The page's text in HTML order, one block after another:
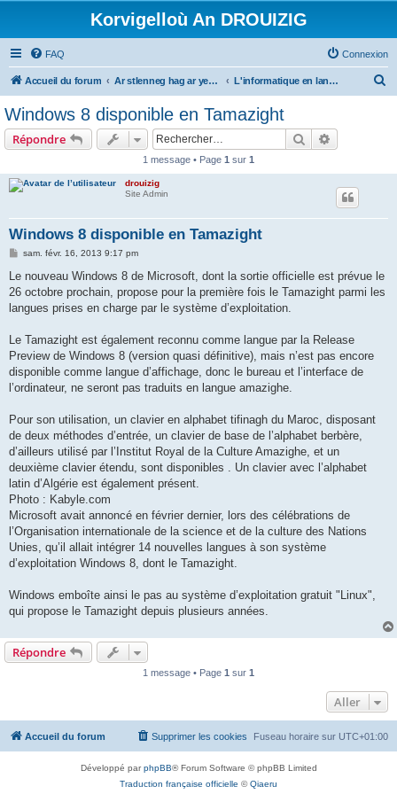
Korvigelloù An DROUIZIG
FAQ Connexion
Accueil du forum Ar stlenneg hag ar yezhoù bihan er bed a-bezh L'informatique en langues régionales et minoritaires
Windows 8 disponible en Tamazight
Répondre Rechercher
1 message • Page 1 sur 1
drouizig
Site Admin
Windows 8 disponible en Tamazight
M
s
a
g
sam. févr. 16, 2013 9:17 pm
Le nouveau Windows 8 de Microsoft, dont la sortie officielle est prévue le
26 octobre prochain, propose pour la première fois le Tamazight parmi les
langues prises en charge par le système d’exploitation.
Le Tamazight est également reconnu comme langue par la Release
Preview de Windows 8 (version quasi définitive), mais n’est pas encore
disponible comme langue d’affichage, donc le bureau et l’interface de
l’ordinateur, ne seront pas traduits en langue amazighe.
Pour son utilisation, un clavier en alphabet tifinagh du Maroc, disposant
de deux méthodes d’entrée, un clavier de base de l’alphabet berbère,
d’ailleurs utilisé par l’Institut Royal de la Culture Amazighe, et un
deuxième clavier étendu, sont disponibles . Un clavier avec l’alphabet
latin d’Algérie est également présent.
Photo : Kabyle.com
Microsoft avait annoncé en février dernier, lors des célébrations de
l’Organisation internationale de la science et de la culture des Nations
Unies, qu’il allait intégrer 14 nouvelles langues à son système
d’exploitation Windows 8, dont le Tamazight.
Windows emboîte ainsi le pas au système d’exploitation gratuit "Linux",
qui propose le Tamazight depuis plusieurs années.
Répondre
1 message • Page 1 sur 1
Aller
Accueil du forum Fuseau horaire sur UTC+01:00
Supprimer les cookies
Développé parphpBB® Forum Software © phpBB Limited
Traduction française officielle ©Qiaeru